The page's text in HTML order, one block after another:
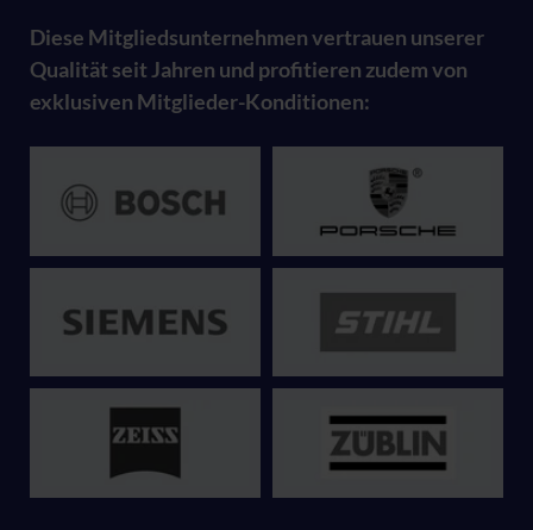
Diese Mitgliedsunternehmen vertrauen unserer
Qualität seit Jahren und profitieren zudem von
exklusiven Mitglieder-Konditionen: